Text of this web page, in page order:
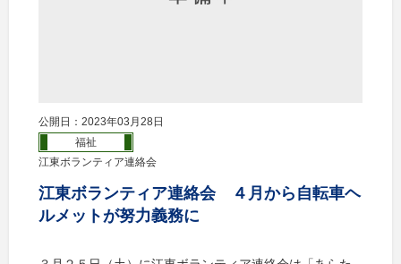
公開日：2023年03月28日
福祉
江東ボランティア連絡会
江東ボランティア連絡会 ４月から自転車ヘ
ルメットが努力義務に